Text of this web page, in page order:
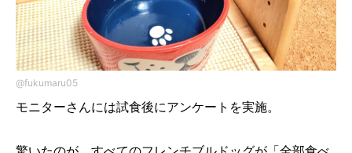
@fukumaru05
モニターさんには試食後にアンケートを実施。